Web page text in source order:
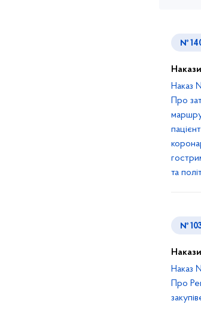
№
Накази
Наказ
Про
та
№
Накази
Наказ
Про